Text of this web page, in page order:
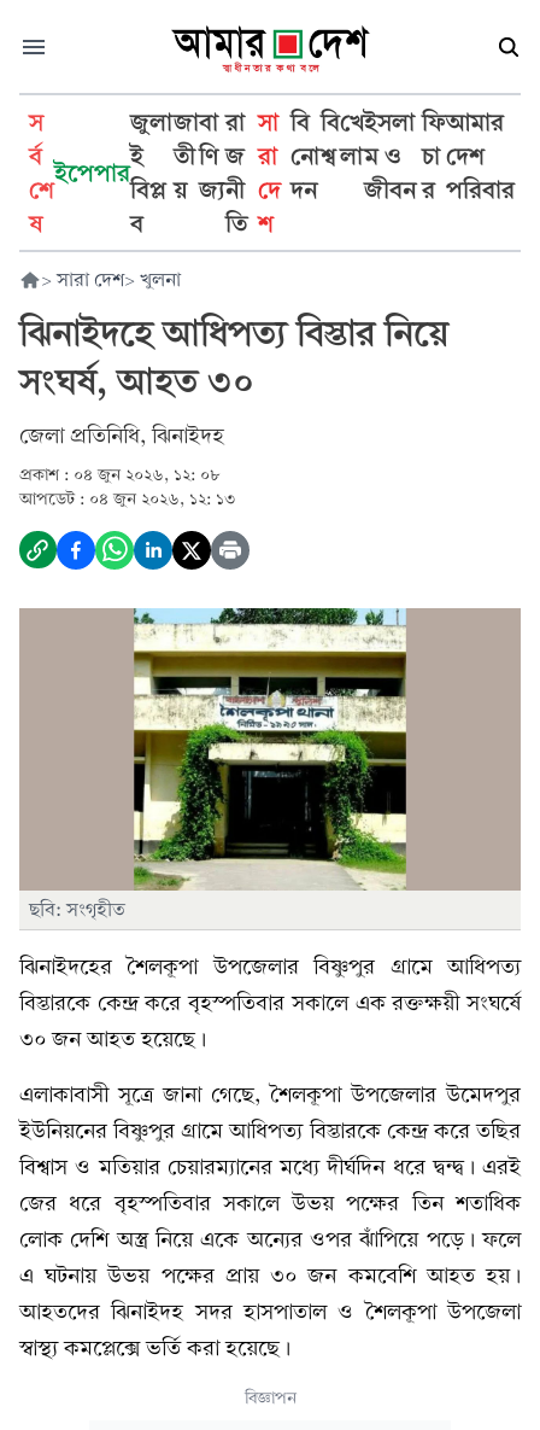
স
র্ব
শে
ষ
ইপেপার
জুলা
ই
বিপ্ল
ব
জা
তী
য়
বা
ণি
জ্য
রা
জ
নী
তি
সা
রা
দে
শ
বি
নো
দন
বি
শ্ব
খে
লা
ইসলা
ম ও
জীবন
ফি
চা
র
আমার
দেশ
পরিবার
> সারা দেশ> খুলনা
ঝিনাইদহে আ‌ধিপত্য বিস্তার‌ নিয়ে
সংঘর্ষ, আহত ৩০
জেলা প্রতিনিধি, ঝিনাইদহ
প্রকাশ : ০৪ জুন ২০২৬, ১২: ০৮
আপডেট : ০৪ জুন ২০২৬, ১২: ১৩
ছবি: সংগৃহীত
ঝিনাইদহের শৈলকূপা উপজেলার বিষ্ণুপুর গ্রামে আ‌ধিপত্য
বিস্তারকে কেন্দ্র করে বৃহস্প‌তিবার সকালে এক রক্তক্ষয়ী সংঘর্ষে
৩০ জন আহত হয়েছে।
এলাকাবাসী‌ সূত্রে জানা গেছে, শৈলকূপা উপ‌জেলার উমেদপুর
ইউ‌নিয়‌নের বিষ্ণুপুর গ্রামে আ‌ধিপত্য বিস্তারকে কেন্দ্র করে ত‌ছির
বিশ্বাস ও ম‌তিয়ার চেয়ারম্যানের মধ্যে দীর্ঘ‌দিন ধরে দ্বন্দ্ব। এরই
জের ধরে বৃহস্প‌তিবার সকালে উভয় পক্ষের তিন শতা‌ধিক
লোক দে‌শি অস্ত্র নিয়ে একে অন্যের ওপর ঝাঁপিয়ে পড়ে। ফলে
এ ঘটনায় উভয় পক্ষের প্রায় ৩০ জন কমবে‌শি আহত হয়।
আহতদের ঝিনাইদহ সদর হাসপাতাল ও শৈলকূপা উপজেলা
স্বাস্থ্য কমপ্লেক্সে ভ‌র্তি করা হয়েছে।
বিজ্ঞাপন